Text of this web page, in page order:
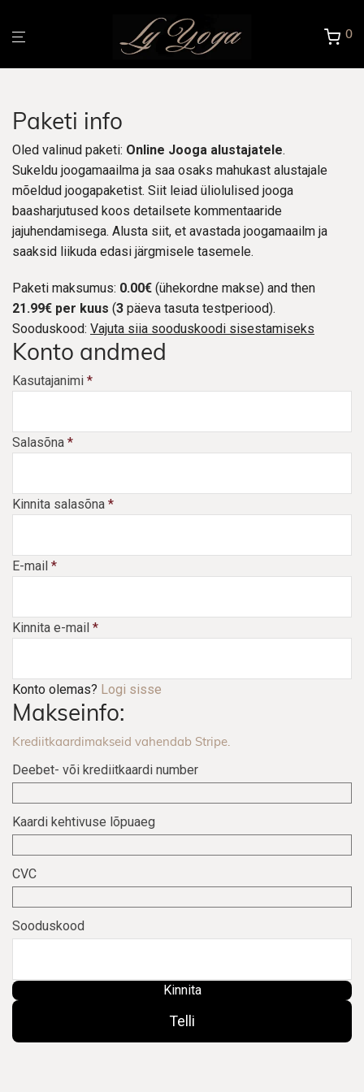
0
Paketi info
Oled valinud paketi: Online Jooga alustajatele.
Sukeldu joogamaailma ja saa osaks mahukast alustajale
mõeldud joogapaketist. Siit leiad üliolulised jooga
baasharjutused koos detailsete kommentaaride
jajuhendamisega. Alusta siit, et avastada joogamaailm ja
saaksid liikuda edasi järgmisele tasemele.
Paketi maksumus: 0.00€ (ühekordne makse) and then
21.99€ per kuus (3 päeva tasuta testperiood).
Sooduskood: Vajuta siia sooduskoodi sisestamiseks
Konto andmed
Kasutajanimi *
Salasõna *
Kinnita salasõna *
E-mail *
Kinnita e-mail *
Konto olemas? Logi sisse
Makseinfo:
Deebet- või krediitkaardi number
Kaardi kehtivuse lõpuaeg
CVC
Sooduskood